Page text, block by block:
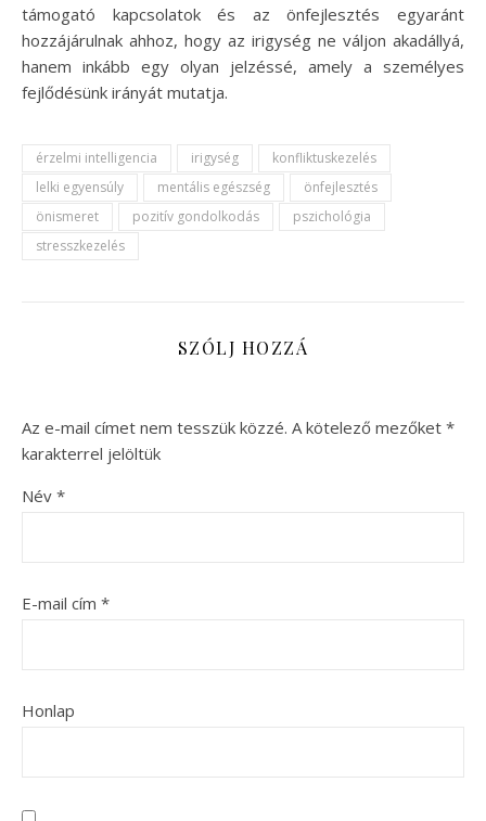
támogató kapcsolatok és az önfejlesztés egyaránt
hozzájárulnak ahhoz, hogy az irigység ne váljon akadállyá,
hanem inkább egy olyan jelzéssé, amely a személyes
fejlődésünk irányát mutatja.
érzelmi intelligencia irigység
konfliktuskezelés
lelki egyensúly
mentális egészség
önfejlesztés
önismeret
pozitív gondolkodás
pszichológia
stresszkezelés
SZÓLJ HOZZÁ
Az e-mail címet nem tesszük közzé. A kötelező mezőket *
karakterrel jelöltük
Név *
E-mail cím *
Honlap